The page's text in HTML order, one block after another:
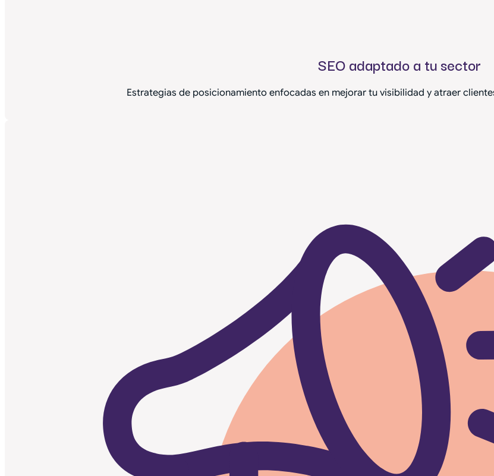
SEO adaptado a tu sector
Estrategias de posicionamiento enfocadas en mejorar tu visibilidad y atraer